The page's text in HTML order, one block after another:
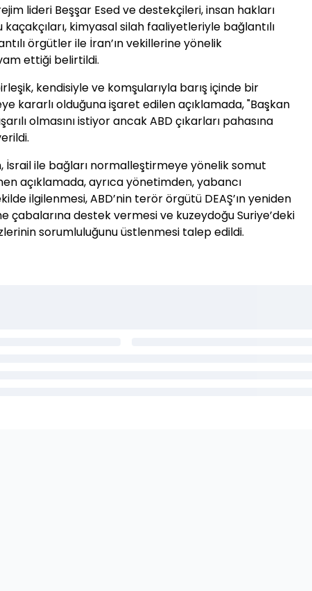
lideri Beşşar Esed ve destekçileri, insan hakları
kimyasal silah faaliyetleriyle bağlantılı
örgütler ile İran’ın vekillerine yönelik
ettiği belirtildi.
kendisiyle ve komşularıyla barış içinde bir
kararlı olduğuna işaret edilen açıklamada, "Başkan
olmasını istiyor ancak ABD çıkarları pahasına
İsrail ile bağları normalleştirmeye yönelik somut
açıklamada, ayrıca yönetimden, yabancı
ilgilenmesi, ABD’nin terör örgütü DEAŞ’ın yeniden
çabalarına destek vermesi ve kuzeydoğu Suriye’deki
sorumluluğunu üstlenmesi talep edildi.